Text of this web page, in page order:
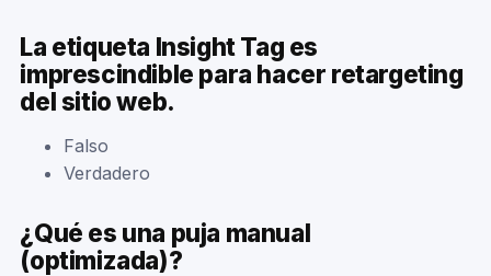
La etiqueta Insight Tag es
imprescindible para hacer retargeting
del sitio web.
Falso
Verdadero
¿Qué es una puja manual
(optimizada)?